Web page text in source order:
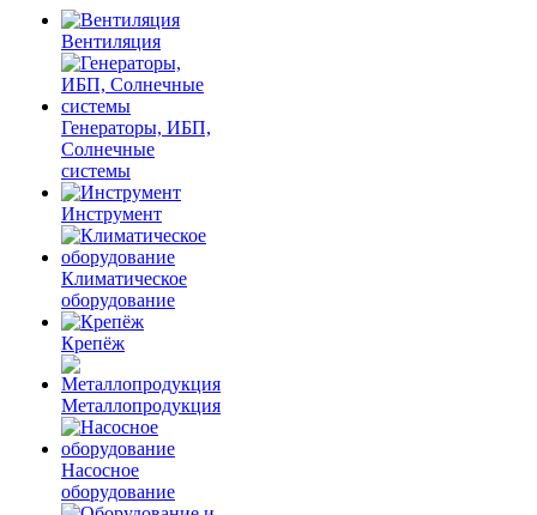
Вентиляция
Генераторы, ИБП,
Солнечные
системы
Инструмент
Климатическое
оборудование
Крепёж
Металлопродукция
Насосное
оборудование